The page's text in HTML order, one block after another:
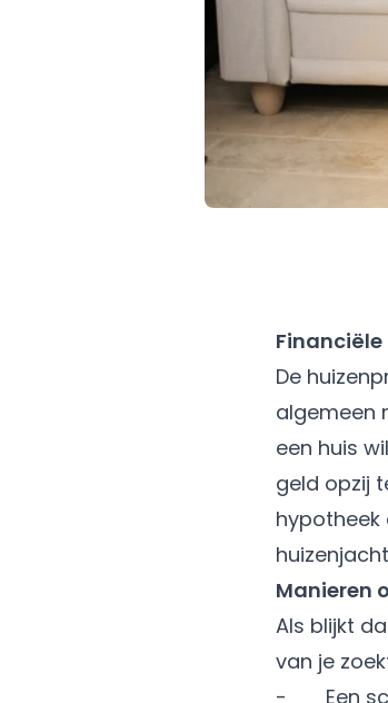
De
algemeen
een huis
geld opzij
hypotheek
Manieren
Als blijkt
van je
- Een